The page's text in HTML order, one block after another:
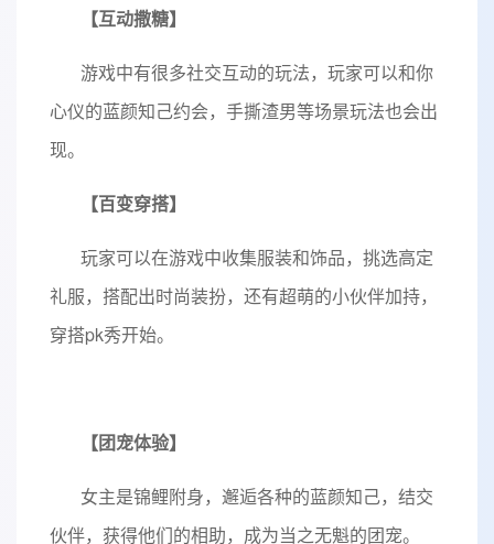
【互动撒糖】
游戏中有很多社交互动的玩法，玩家可以和你
心仪的蓝颜知己约会，手撕渣男等场景玩法也会出
现。
【百变穿搭】
玩家可以在游戏中收集服装和饰品，挑选高定
礼服，搭配出时尚装扮，还有超萌的小伙伴加持，
穿搭pk秀开始。
【团宠体验】
女主是锦鲤附身，邂逅各种的蓝颜知己，结交
伙伴，获得他们的相助，成为当之无魁的团宠。